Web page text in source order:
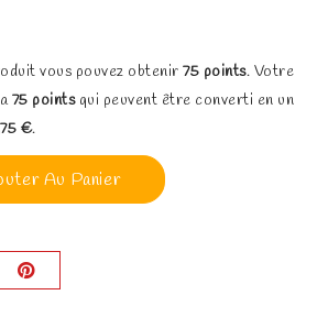
vous pouvez obtenir 75 points. Votre
75 pointsqui peuvent être converti en un
€.
Au Panier